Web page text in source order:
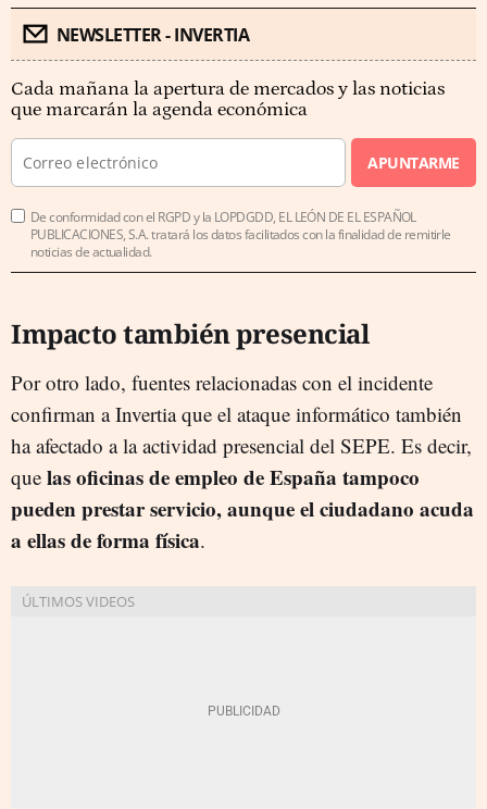
NEWSLETTER - INVERTIA
Cada mañana la apertura de mercados y las noticias
que marcarán la agenda económica
APUNTARME
De conformidad con el RGPD y la LOPDGDD, EL LEÓN DE EL ESPAÑOL
PUBLICACIONES, S.A. tratará los datos facilitados con la finalidad de remitirle
noticias de actualidad.
Impacto también presencial
Por otro lado, fuentes relacionadas con el incidente
confirman a Invertia que el ataque informático también
ha afectado a la actividad presencial del SEPE. Es decir,
que las oficinas de empleo de España tampoco
pueden prestar servicio, aunque el ciudadano acuda
a ellas de forma física.